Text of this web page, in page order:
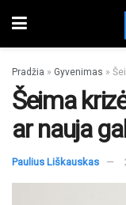
Pradžia » Gyvenimas »
Šeima
ar nauja
Paulius Liškauskas